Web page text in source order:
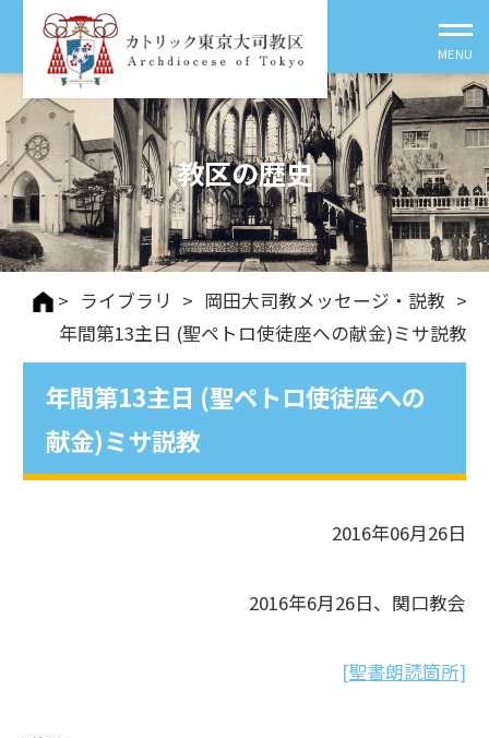
教区の歴史
> ライブラリ > 岡田大司教メッセージ・説教 >
年間第13主日 (聖ペトロ使徒座への献金)ミサ説教
年間第13主日 (聖ペトロ使徒座への
献金)ミサ説教
2016年06月26日
2016年6月26日、関口教会
[聖書朗読箇所]